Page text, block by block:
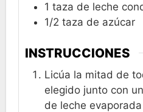
1 taza de leche
1/2 taza de azúcar
INSTRUCCIONES
Licúa la mitad de
elegido junto con
de leche